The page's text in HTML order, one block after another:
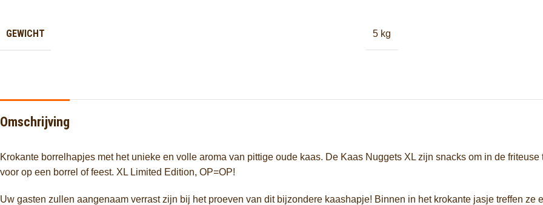
GEWICHT 5 kg
Omschrijving
Krokante borrelhapjes met het unieke en volle aroma van pittige oude kaas. De Kaas Nuggets XL zijn snacks om in de
voor op een borrel of feest. XL Limited Edition, OP=OP!
Uw gasten zullen aangenaam verrast zijn bij het proeven van dit bijzondere kaashapje! Binnen in het krokante jasje treffen